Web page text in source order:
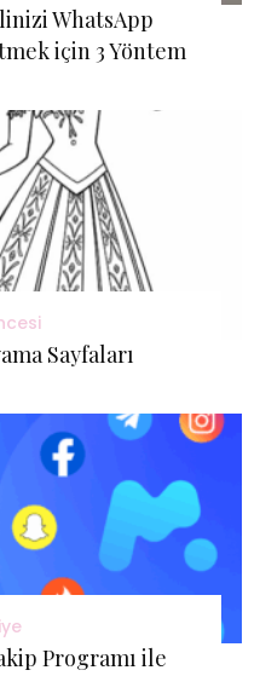
WhatsApp
için 3 Yöntem
Sayfaları
Programı ile